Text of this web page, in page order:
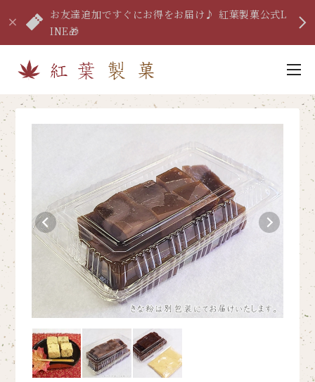
お友達追加ですぐにお得をお届け♪ 紅葉製菓公式L
INE🎁